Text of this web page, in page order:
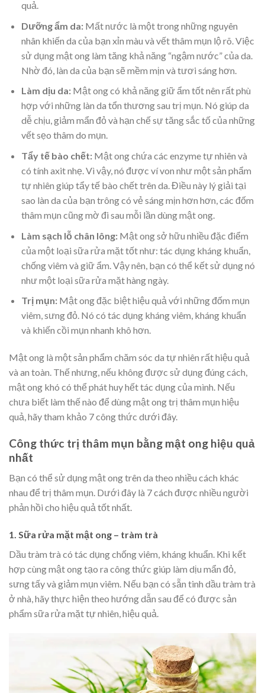
quả.
Dưỡng ẩm da:Mất nước là một trong những nguyên
nhân khiến da của bạn xỉn màu và vết thâm mụn lộ rõ. Việc
sử dụng mật ong làm tăng khả năng “ngậm nước” của da.
Nhờ đó, làn da của bạn sẽ mềm mịn và tươi sáng hơn.
Làm dịu da:Mật ong có khả năng giữ ẩm tốt nên rất phù
hợp với những làn da tổn thương sau trị mụn. Nó giúp da
dễ chịu, giảm mẩn đỏ và hạn chế sự tăng sắc tố của những
vết sẹo thâm do mụn.
Tẩy tế bào chết:Mật ong chứa các enzyme tự nhiên và
có tính axit nhẹ. Vì vậy, nó được ví von như một sản phẩm
tự nhiên giúp tẩy tế bào chết trên da. Điều này lý giải tại
sao làn da của bạn trông có vẻ sáng mịn hơn hơn, các đốm
thâm mụn cũng mờ đi sau mỗi lần dùng mật ong.
Làm sạch lỗ chân lông:Mật ong sở hữu nhiều đặc điểm
của một loại sữa rửa mặt tốt như: tác dụng kháng khuẩn,
chống viêm và giữ ẩm. Vậy nên, bạn có thể kết sử dụng nó
như một loại sữa rửa mặt hàng ngày.
Trị mụn:Mật ong đặc biệt hiệu quả với những đốm mụn
viêm, sưng đỏ. Nó có tác dụng kháng viêm, kháng khuẩn
và khiến cồi mụn nhanh khô hơn.
Mật ong là một sản phẩm chăm sóc da tự nhiên rất hiệu quả
và an toàn. Thế nhưng, nếu không được sử dụng đúng cách,
mật ong khó có thể phát huy hết tác dụng của mình. Nếu
chưa biết làm thế nào để dùng mật ong trị thâm mụn hiệu
quả, hãy tham khảo 7 công thức dưới đây.
Công thức trị thâm mụn bằng mật ong hiệu quả
nhất
Bạn có thể sử dụng mật ong trên da theo nhiều cách khác
nhau để trị thâm mụn. Dưới đây là 7 cách được nhiều người
phản hồi cho hiệu quả tốt nhất.
1. Sữa rửa mặt mật ong – tràm trà
Dầu tràm trà có tác dụng chống viêm, kháng khuẩn. Khi kết
hợp cùng mật ong tạo ra công thức giúp làm dịu mẩn đỏ,
sưng tấy và giảm mụn viêm. Nếu bạn có sẵn tinh dầu tràm trà
ở nhà, hãy thực hiện theo hướng dẫn sau để có được sản
phẩm sữa rửa mặt tự nhiên, hiệu quả.